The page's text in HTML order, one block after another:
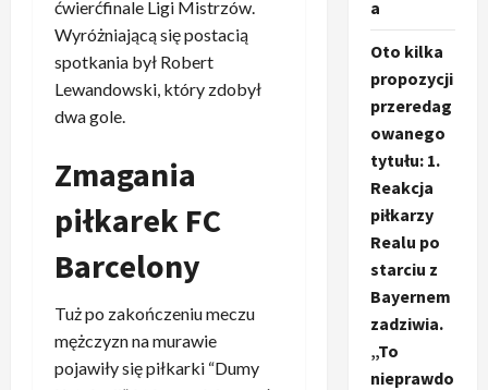
ćwierćfinale Ligi Mistrzów.
Wyróżniającą się postacią
spotkania był Robert
Lewandowski, który zdobył
dwa gole.
Zmagania
piłkarek FC
Barcelony
Tuż po zakończeniu meczu
mężczyzn na murawie
pojawiły się piłkarki “Dumy
a
Oto kilka
propozycji
przeredag
owanego
tytułu: 1.
Reakcja
piłkarzy
Realu po
starciu z
Bayernem
zadziwia.
„To
nieprawdo